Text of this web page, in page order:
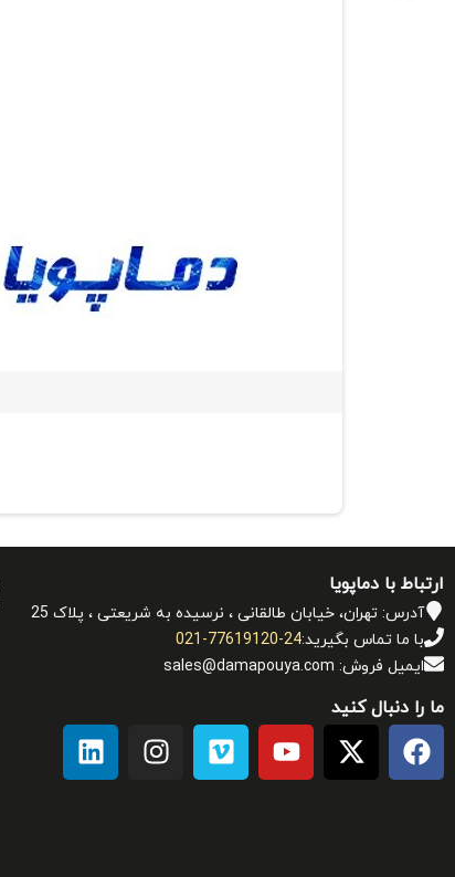
ارتباط با دماپویا
آدرس: تهران، خیابان طالقانی ، نرسیده به شریعتی ، پلاک 25
با ما تماس بگیرید:021-77619120-24
ایمیل فروش: sales@damapouya.com
ما را دنبال کنید